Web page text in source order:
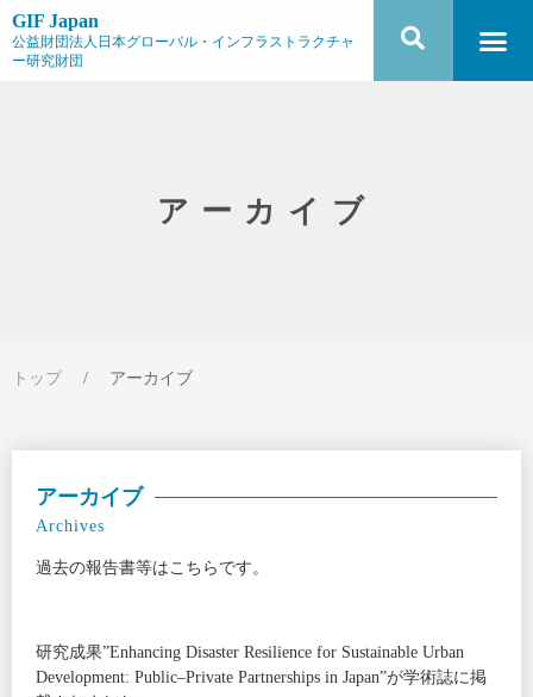
GIF Japan
公益財団法人日本グローバル・インフラストラクチャ
ー研究財団
アーカイブ
トップ / アーカイブ
アーカイブ
Archives
過去の報告書等はこちらです。
研究成果”Enhancing Disaster Resilience for Sustainable Urban
Development: Public–Private Partnerships in Japan”が学術誌に掲